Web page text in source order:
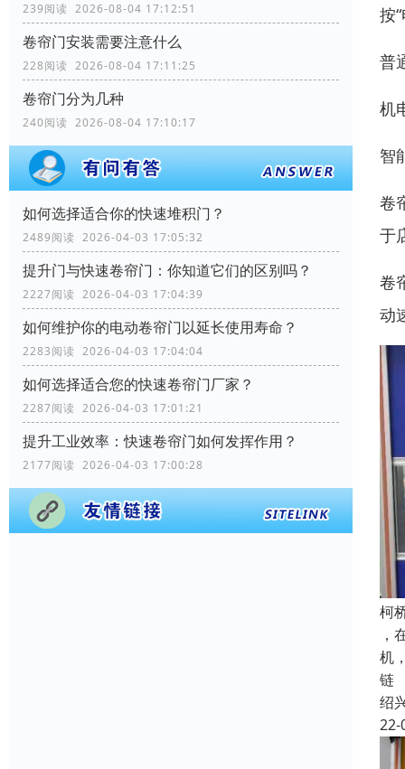
239阅读 2026-08-04 17:12:51
卷帘门安装需要注意什么
228阅读 2026-08-04 17:11:25
卷帘门分为几种
240阅读 2026-08-04 17:10:17
如何选择适合你的快速堆积门？
2489阅读 2026-04-03 17:05:32
提升门与快速卷帘门：你知道它们的区别吗？
2227阅读 2026-04-03 17:04:39
如何维护你的电动卷帘门以延长使用寿命？
2283阅读 2026-04-03 17:04:04
如何选择适合您的快速卷帘门厂家？
2287阅读 2026-04-03 17:01:21
提升工业效率：快速卷帘门如何发挥作用？
2177阅读 2026-04-03 17:00:28
按
普
机
智
卷
于
卷
动
柯
，
机
链
绍
22-